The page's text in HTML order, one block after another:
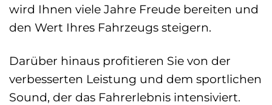
wird Ihnen viele Jahre Freude bereiten und
den Wert Ihres Fahrzeugs steigern.
Darüber hinaus profitieren Sie von der
verbesserten Leistung und dem sportlichen
Sound, der das Fahrerlebnis intensiviert.